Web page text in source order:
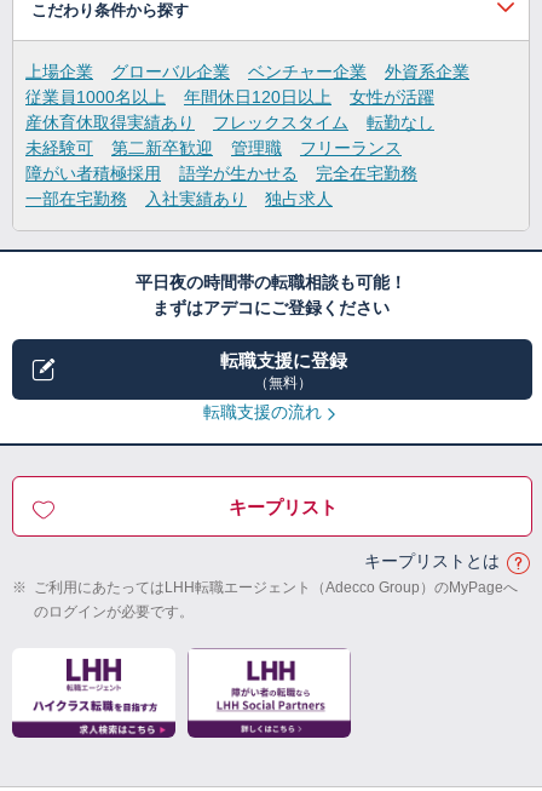
こだわり条件から探す
上場企業 グローバル企業 ベンチャー企業
外資系企業
従業員1000名以上
年間休日120日以上
女性が活躍
産休育休取得実績あり
フレックスタイム
転勤なし
未経験可
第二新卒歓迎 管理職
フリーランス
障がい者積極採用
語学が生かせる
完全在宅勤務
一部在宅勤務
入社実績あり 独占求人
平日夜の時間帯の転職相談も可能！
まずはアデコにご登録ください
転職支援に登録
（無料）
転職支援の流れ
キープリスト
キープリストとは
※ ご利用にあたってはLHH転職エージェント（Adecco Group）のMyPageへ
のログインが必要です。